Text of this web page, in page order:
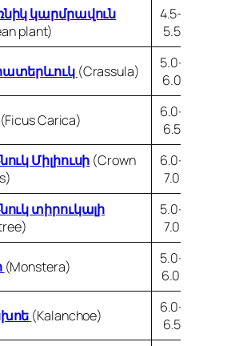
կարմրավուն
plant)
4.5–
5.5
(Crassula)
5.0-
6.0
(Ficus Carica)
6.0-
6.5
Միլիուսի (Crown
6.0-
7.0
տիրուկալի
5.0-
7.0
(Monstera)
5.0-
6.0
(Kalanchoe)
6.0-
6.5